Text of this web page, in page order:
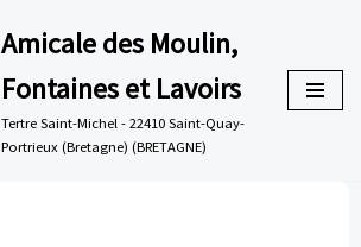
Amicale des Moulin,
Fontaines et Lavoirs
Tertre Saint-Michel - 22410 Saint-Quay-
Portrieux (Bretagne) (BRETAGNE)